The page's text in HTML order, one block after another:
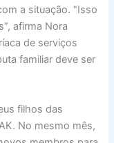
a situação. “Isso
afirma Nora
de serviços
familiar deve ser
filhos das
No mesmo mês,